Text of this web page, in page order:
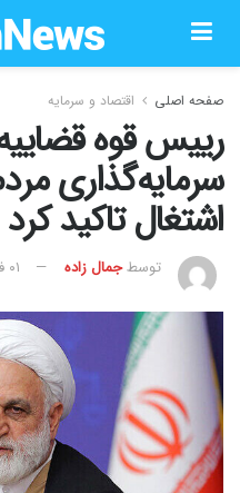
صفحه اصلی اقتصاد و سرمایه
رییس قوه
سرمایه‌گذاری
اشتغال تاکید کرد
توسطجمال زاده ۰۱ فروردین ۱۴۰۳